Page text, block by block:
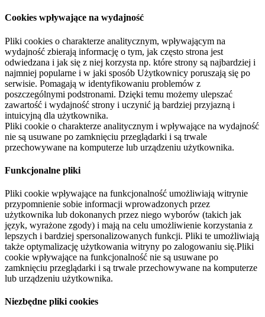
Cookies wpływające na wydajność
Pliki cookies o charakterze analitycznym, wpływającym na
wydajność zbierają informację o tym, jak często strona jest
odwiedzana i jak się z niej korzysta np. które strony są najbardziej i
najmniej popularne i w jaki sposób Użytkownicy poruszają się po
serwisie. Pomagają w identyfikowaniu problemów z
poszczególnymi podstronami. Dzięki temu możemy ulepszać
zawartość i wydajność strony i uczynić ją bardziej przyjazną i
intuicyjną dla użytkownika.
Pliki cookie o charakterze analitycznym i wpływające na wydajność
nie są usuwane po zamknięciu przeglądarki i są trwale
przechowywane na komputerze lub urządzeniu użytkownika.
Funkcjonalne pliki
Pliki cookie wpływające na funkcjonalność umożliwiają witrynie
przypomnienie sobie informacji wprowadzonych przez
użytkownika lub dokonanych przez niego wyborów (takich jak
język, wyrażone zgody) i mają na celu umożliwienie korzystania z
lepszych i bardziej spersonalizowanych funkcji. Pliki te umożliwiają
także optymalizację użytkowania witryny po zalogowaniu się.Pliki
cookie wpływające na funkcjonalność nie są usuwane po
zamknięciu przeglądarki i są trwale przechowywane na komputerze
lub urządzeniu użytkownika.
Niezbędne pliki cookies